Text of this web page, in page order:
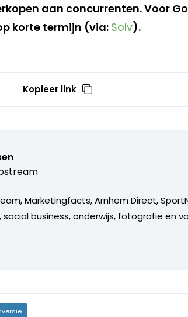
aan concurrenten. Voor
korte termijn (via:Solv).
Kopieer link
Marketingfacts, Arnhem Direct,
social business, onderwijs, fotografie en